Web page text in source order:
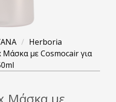
/ Herboria
με Cosmocair για